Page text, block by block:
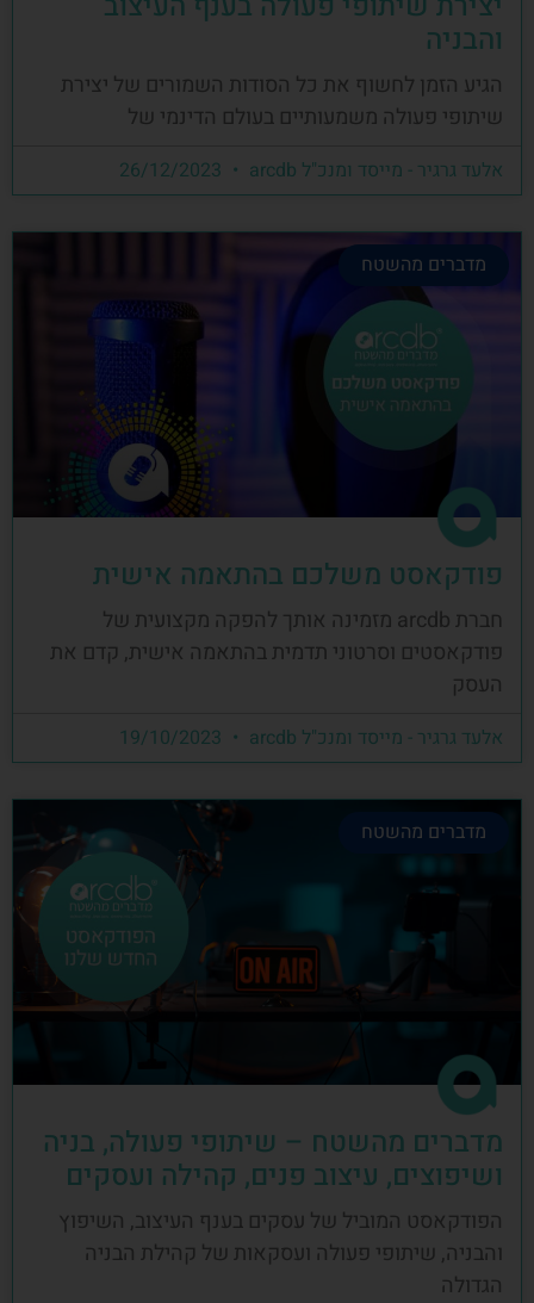
והבניה
הגיע הזמן לחשוף את כל הסודות השמורים של יצירת
שיתופי פעולה משמעותיים בעולם הדינמי של
אלעד גרגיר - מייסד ומנכ"ל arcdb
מדברים מהשטח
פודקאסט משלכם בהתאמה אישית
חברת arcdb מזמינה אותך להפקה מקצועית של
פודקאסטים וסרטוני תדמית בהתאמה אישית, קדם את
העסק
אלעד גרגיר - מייסד ומנכ"ל arcdb
מדברים מהשטח
מדברים מהשטח – שיתופי פעולה, בניה
ושיפוצים, עיצוב פנים, קהילה ועסקים
הפודקאסט המוביל של עסקים בענף העיצוב, השיפוץ
והבניה, שיתופי פעולה ועסקאות של קהילת הבניה
הגדולה